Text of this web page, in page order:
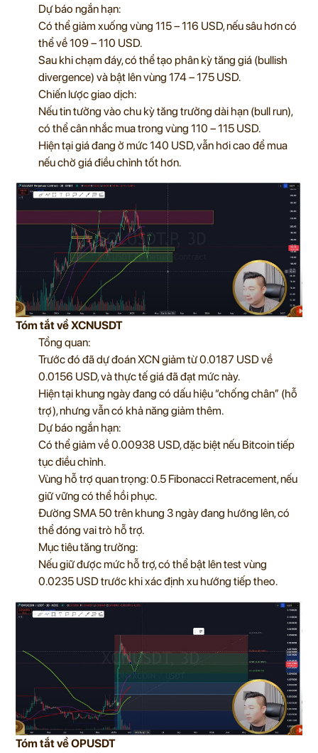
Dự báo ngắn hạn:
Có thể giảm xuống vùng 115 – 116 USD, nếu sâu hơn có
thể về 109 – 110 USD.
Sau khi chạm đáy, có thể tạo phân kỳ tăng giá (bullish
divergence) và bật lên vùng 174 – 175 USD.
Chiến lược giao dịch:
Nếu tin tưởng vào chu kỳ tăng trưởng dài hạn (bull run),
có thể cân nhắc mua trong vùng 110 – 115 USD.
Hiện tại giá đang ở mức 140 USD, vẫn hơi cao để mua
nếu chờ giá điều chỉnh tốt hơn.
Tóm tắt về XCNUSDT
Tổng quan:
Trước đó đã dự đoán XCN giảm từ 0.0187 USD về
0.0156 USD, và thực tế giá đã đạt mức này.
Hiện tại khung ngày đang có dấu hiệu “chống chân” (hỗ
trợ), nhưng vẫn có khả năng giảm thêm.
Dự báo ngắn hạn:
Có thể giảm về 0.00938 USD, đặc biệt nếu Bitcoin tiếp
tục điều chỉnh.
Vùng hỗ trợ quan trọng: 0.5 Fibonacci Retracement, nếu
giữ vững có thể hồi phục.
Đường SMA 50 trên khung 3 ngày đang hướng lên, có
thể đóng vai trò hỗ trợ.
Mục tiêu tăng trưởng:
Nếu giữ được mức hỗ trợ, có thể bật lên test vùng
0.0235 USD trước khi xác định xu hướng tiếp theo.
Tóm tắt về OPUSDT